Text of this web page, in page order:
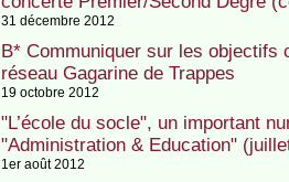
31 décembre 2012
B* Communiquer sur les objectifs
réseau Gagarine de Trappes
19 octobre 2012
"L’école du socle", un important
"Administration & Education"
1er août 2012